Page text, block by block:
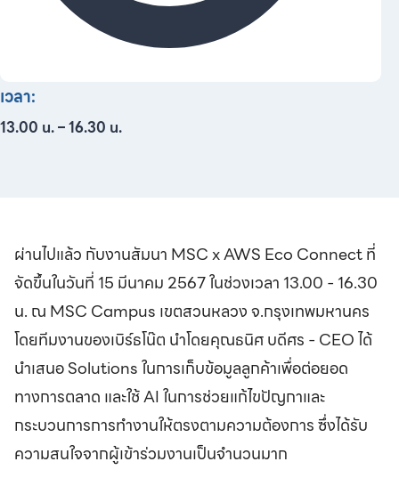
เวลา:
13.00 น. – 16.30 น.
ผ่านไปแล้ว กับงานสัมนา MSC x AWS Eco Connect ที่
จัดขึ้นในวันที่ 15 มีนาคม 2567 ในช่วงเวลา 13.00 - 16.30
น. ณ MSC Campus เขตสวนหลวง จ.กรุงเทพมหานคร
โดยทีมงานของเบิร์ธโน๊ต นำโดยคุณธนิศ บดีศร - CEO ได้
นำเสนอ Solutions ในการเก็บข้อมูลลูกค้าเพื่อต่อยอด
ทางการตลาด และใช้ AI ในการช่วยแก้ไขปัญกาและ
กระบวนการการทำงานให้ตรงตามความต้องการ ซึ่งได้รับ
ความสนใจจากผู้เข้าร่วมงานเป็นจำนวนมาก